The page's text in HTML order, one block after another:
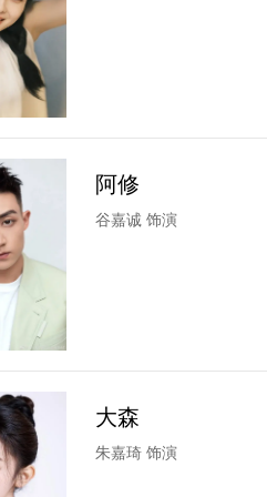
阿修
谷嘉诚 饰演
大森
朱嘉琦 饰演